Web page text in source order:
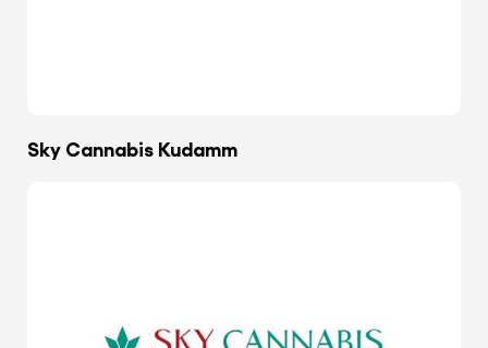
Sky Cannabis Kudamm